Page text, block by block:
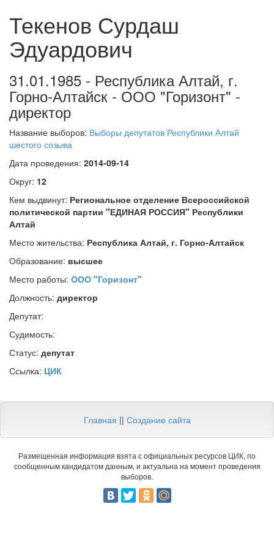
Текенов Сурдаш
Эдуардович
31.01.1985 - Республика Алтай, г.
Горно-Алтайск - ООО "Горизонт" -
директор
Название выборов: Выборы депутатов Республики Алтай
шестого созыва
Дата проведения: 2014-09-14
Округ: 12
Кем выдвинут: Региональное отделение Всероссийской
политической партии "ЕДИНАЯ РОССИЯ" Республики
Алтай
Место жительства: Республика Алтай, г. Горно-Алтайск
Образование: высшее
Место работы: ООО "Горизонт"
Должность: директор
Депутат:
Судимость:
Статус: депутат
Ссылка: ЦИК
Главная || Создание сайта
Размещенная информация взята с официальных ресурсов ЦИК, по
сообщенным кандидатом данным, и актуальна на момент проведения
выборов.